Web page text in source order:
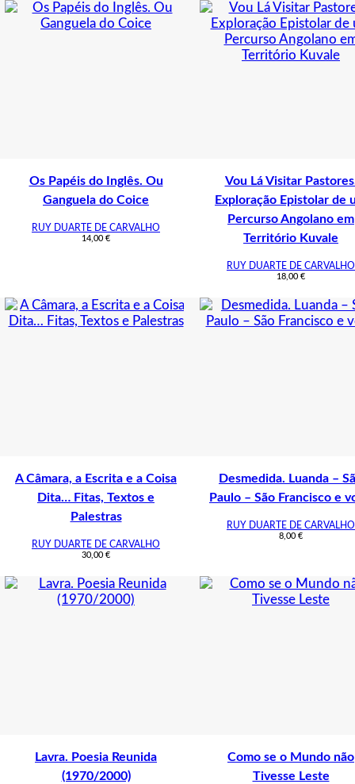
Os Papéis do Inglês. Ou
Ganguela do Coice
RUY DUARTE DE CARVALHO
14,00 €
Vou Lá Visitar
Exploração Epistolar de
Percurso Angolano em
Território Kuvale
RUY DUARTE DE CARVALHO
18,00 €
A Câmara, a Escrita e a Coisa
Dita… Fitas, Textos e
Palestras
RUY DUARTE DE CARVALHO
30,00 €
Desmedida. Luanda –
Paulo – São Francisco e
RUY DUARTE DE CARVALHO
8,00 €
Lavra. Poesia Reunida
(1970/2000)
Como se o Mundo não
Tivesse Leste